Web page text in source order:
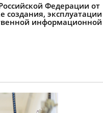
Федерации от
создания, эксплуатации
информационной